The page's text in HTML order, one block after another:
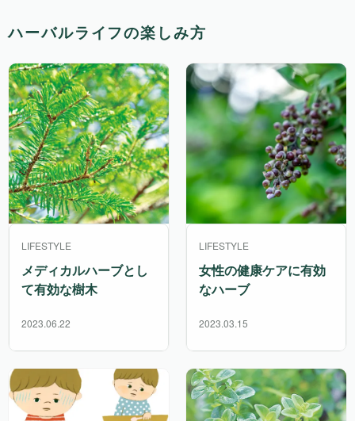
ハーバルライフの楽しみ方
LIFESTYLE
メディカルハーブとし
て有効な樹木
2023.06.22
LIFESTYLE
女性の健康ケアに有効
なハーブ
2023.03.15